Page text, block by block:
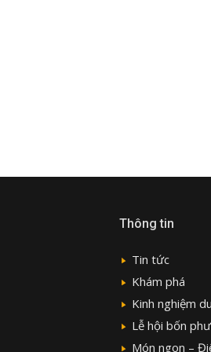
Thông tin
Tin tức
Khám phá
Kinh nghiệm
Lễ hội bốn
Món ngon –